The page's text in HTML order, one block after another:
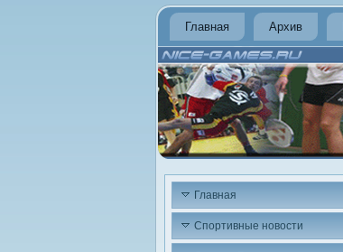
Главная Архив
Главная
Спортивные новости